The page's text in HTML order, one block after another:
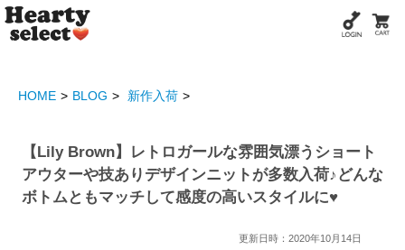
HOME BLOG 新作入荷
【Lily Brown】レトロガールな雰囲気漂うショート
アウターや技ありデザインニットが多数入荷♪どんな
ボトムともマッチして感度の高いスタイルに♥
更新日時：2020年10月14日